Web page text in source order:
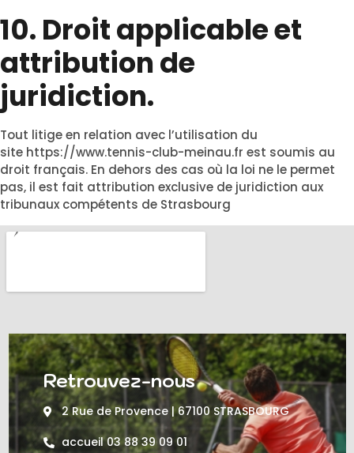
10. Droit applicable et
attribution de
juridiction.
Tout litige en relation avec l’utilisation du
site https://www.tennis-club-meinau.fr est soumis au
droit français. En dehors des cas où la loi ne le permet
pas, il est fait attribution exclusive de juridiction aux
tribunaux compétents de Strasbourg
Retrouvez-nous
2 Rue de Provence | 67100 STRASBOURG
accueil 03 88 39 09 01